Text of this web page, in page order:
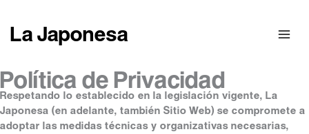
contenido
La Japonesa
Política de Privacidad
Respetando lo establecido en la legislación vigente, La
Japonesa (en adelante, también Sitio Web) se compromete a
adoptar las medidas técnicas y organizativas necesarias,